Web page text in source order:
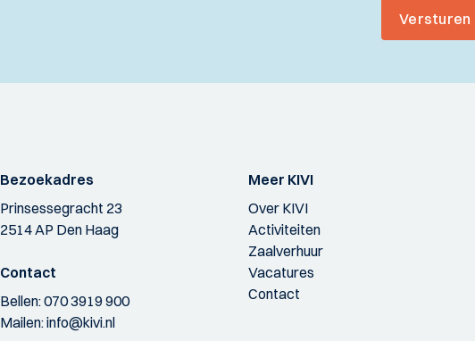
Versturen
Bezoekadres
Prinsessegracht 23
2514 AP Den Haag
Contact
Bellen:070 3919 900
Mailen:info@kivi.nl
Meer KIVI
Over KIVI
Activiteiten
Zaalverhuur
Vacatures
Contact